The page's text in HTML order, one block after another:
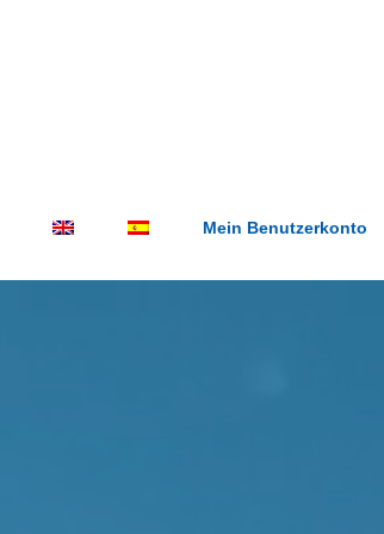
Mein Benutzerkonto